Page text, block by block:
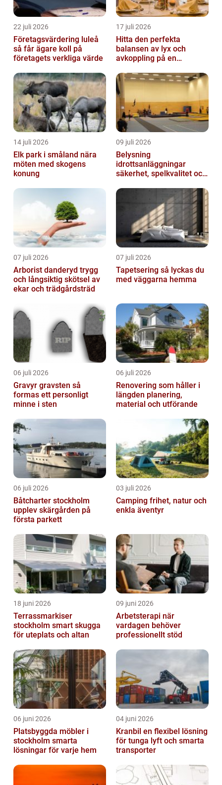
22 juli 2026
Företagsvärdering luleå
så får ägare koll på
företagets verkliga värde
17 juli 2026
Hitta den perfekta
balansen av lyx och
avkoppling på en
Östermalm
14 juli 2026
Elk park i småland nära
möten med skogens
konung
09 juli 2026
Belysning
idrottsanläggningar
säkerhet, spelkvalitet och
07 juli 2026
Arborist danderyd trygg
och långsiktig skötsel av
ekar och trädgårdsträd
07 juli 2026
Tapetsering så lyckas du
med väggarna hemma
06 juli 2026
Gravyr gravsten så
formas ett personligt
minne i sten
06 juli 2026
Renovering som håller i
längden planering,
material och utförande
06 juli 2026
Båtcharter stockholm
upplev skärgården på
första parkett
03 juli 2026
Camping frihet, natur och
enkla äventyr
18 juni 2026
Terrassmarkiser
stockholm smart skugga
för uteplats och altan
09 juni 2026
Arbetsterapi när
vardagen behöver
professionellt stöd
06 juni 2026
Platsbyggda möbler i
stockholm smarta
lösningar för varje hem
04 juni 2026
Kranbil en flexibel lösning
för tunga lyft och smarta
transporter